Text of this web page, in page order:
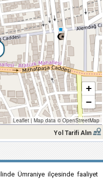
+
−
Leaflet | Map data © OpenStreetMap
Yol Tarifi Alın
Ümraniye ilçesinde faaliyet